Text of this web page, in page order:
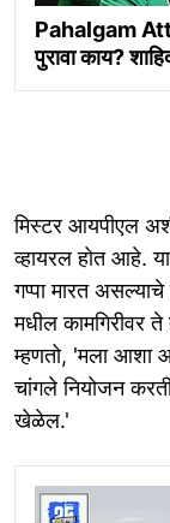
Pahalgam
पुरावा काय?
मिस्टर आयपीएल
व्हायरल होत आहे.
गप्पा मारत
मधील कामगिरीवर
म्हणतो, 'मला आशा
चांगले नियोजन
खेळेल.'